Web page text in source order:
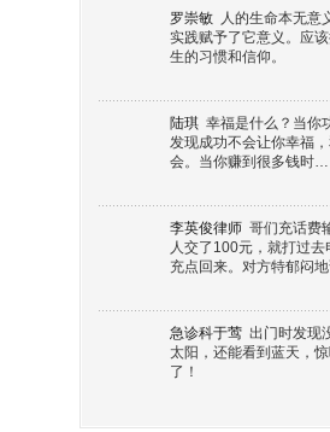
罗崇敏 人的生命本无意
实践赋予了它意义。应
生的习惯和信仰。
陆琪 幸福是什么？当你
发现成功不会让你幸福
会。当你赚到很多钱时…
李英俊律师 哥们充话费
人交了100元，就打过去
充点回来。对方特郁闷
急诊科于莺 出门时发现
太阳，还能看到蓝天，
了！